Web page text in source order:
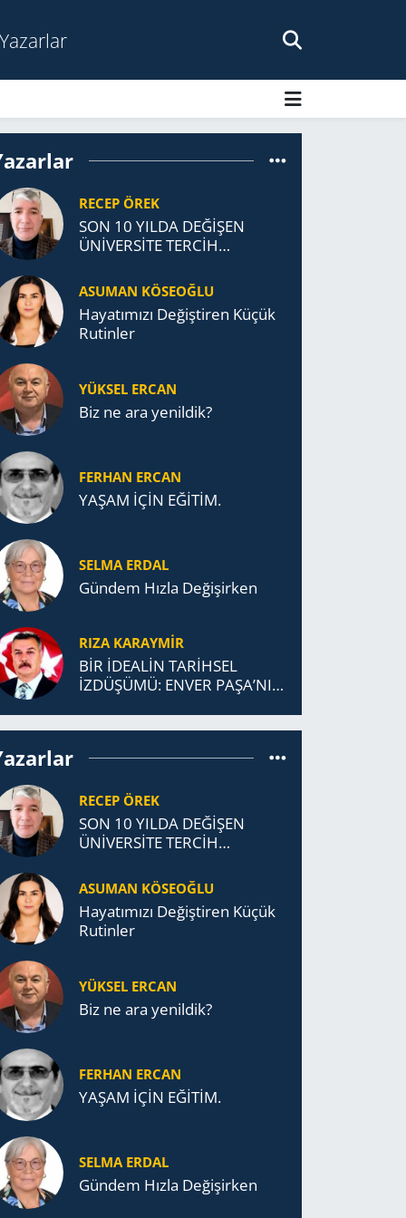
Yazarlar
RECEP ÖREK
SON 10 YILDA DEĞİŞEN
ÜNİVERSİTE TERCİH
ASUMAN KÖSEOĞLU
Ha­ya­tı­mı­zı De­ğiş­ti­ren Küçük
Ru­tin­ler
YÜKSEL ERCAN
Biz ne ara yenildik?
FERHAN ERCAN
YAŞAM İÇİN EĞİTİM.
SELMA ERDAL
Gündem Hızla Değişirken
RIZA KARAYMIR
BİR İDEALİN TARİHSEL
İZDÜŞÜMÜ: ENVER PAŞA’NIN
MİRASI
RECEP ÖREK
SON 10 YILDA DEĞİŞEN
ÜNİVERSİTE TERCİH
ASUMAN KÖSEOĞLU
Ha­ya­tı­mı­zı De­ğiş­ti­ren Küçük
Ru­tin­ler
YÜKSEL ERCAN
Biz ne ara yenildik?
FERHAN ERCAN
YAŞAM İÇİN EĞİTİM.
SELMA ERDAL
Gündem Hızla Değişirken